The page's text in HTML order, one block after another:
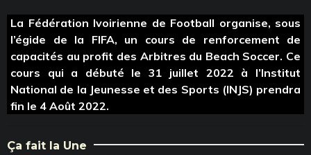
La Fédération Ivoirienne de Football organise, sous
l’égide de la FIFA, un cours de renforcement de
capacités au profit des Arbitres du Beach Soccer. Ce
cours qui a débuté le 31 juillet 2022 à l’Institut
National de la Jeunesse et des Sports (INJS) prendra
fin le 4 Août 2022.
Ça fait la Une